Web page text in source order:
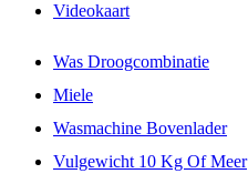
Videokaart
Was Droogcombinatie
Miele
Wasmachine Bovenlader
Vulgewicht 10 Kg Of Meer